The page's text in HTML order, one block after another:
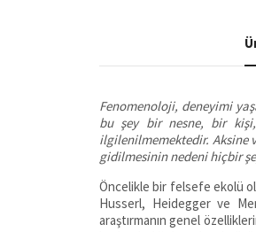
Fenomenoloji, deneyimi
bu şey bir nesne, bir
ilgilenilmemektedir. Aksine
gidilmesinin nedeni hiçbir
Öncelikle bir felsefe ekolü
Husserl, Heidegger ve
araştırmanın genel